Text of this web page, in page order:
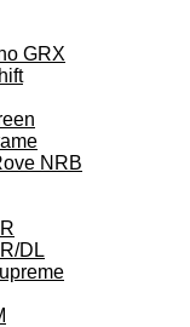
GRX
NRB
DL